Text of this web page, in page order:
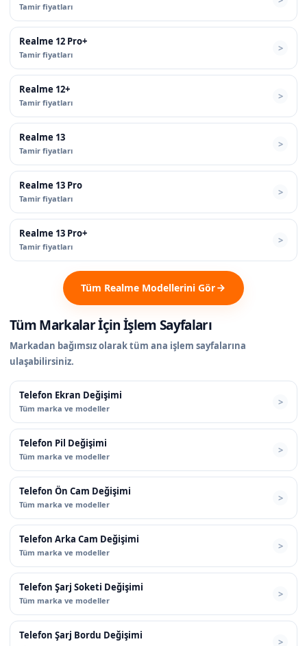
Tamir fiyatları
Realme 12 Pro+
Tamir fiyatları
Realme 12+
Tamir fiyatları
Realme 13
Tamir fiyatları
Realme 13 Pro
Tamir fiyatları
Realme 13 Pro+
Tamir fiyatları
Tüm Realme Modellerini Gör
Tüm Markalar İçin İşlem Sayfaları
Markadan bağımsız olarak tüm ana işlem sayfalarına
ulaşabilirsiniz.
Telefon Ekran Değişimi
Tüm marka ve modeller
Telefon Pil Değişimi
Tüm marka ve modeller
Telefon Ön Cam Değişimi
Tüm marka ve modeller
Telefon Arka Cam Değişimi
Tüm marka ve modeller
Telefon Şarj Soketi Değişimi
Tüm marka ve modeller
Telefon Şarj Bordu Değişimi